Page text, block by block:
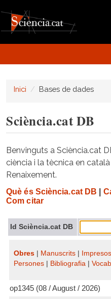
Inici Bases de dades
Sciència.cat DB
Benvinguts a Sciència.cat
ciència i la tècnica en
Renaixement.
Què és Sciència.cat DB
Com citar
Id Sciència.cat DB
Obres Manuscrits Impresos
Persones
Bibliografia
op1345 (08 / August / 2026)